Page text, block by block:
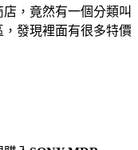
，竟然有一個分類叫
發現裡面有很多特價